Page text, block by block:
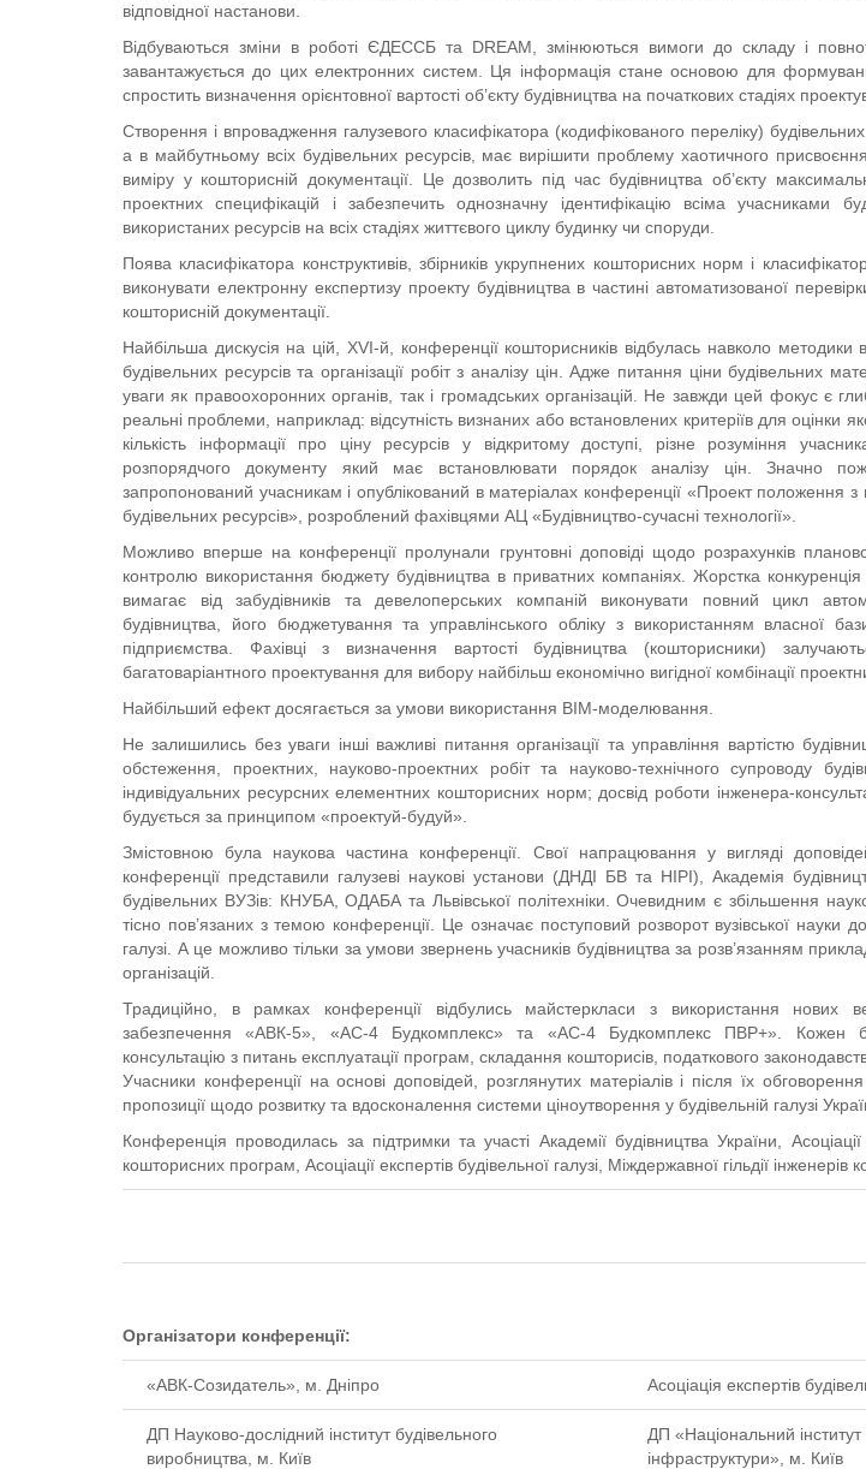
відповідної настанови.
Відбуваються зміни в роботі ЄДЕССБ та DREAM, змінюються вимоги до складу і
завантажується до цих електронних систем. Ця інформація стане основою для
спростить визначення орієнтовної вартості об’єкту будівництва на початкових стадіях
Створення і впровадження галузевого класифікатора (кодифікованого переліку) будівельних
а в майбутньому всіх будівельних ресурсів, має вирішити проблему хаотичного
виміру у кошторисній документації. Це дозволить під час будівництва об’єкту
проектних специфікацій і забезпечить однозначну ідентифікацію всіма учасниками
використаних ресурсів на всіх стадіях життєвого циклу будинку чи споруди.
Поява класифікатора конструктивів, збірників укрупнених кошторисних норм і
виконувати електронну експертизу проекту будівництва в частині автоматизованої
кошторисній документації.
Найбільша дискусія на цій, XVI-й, конференції кошторисників відбулась навколо методики
будівельних ресурсів та організації робіт з аналізу цін. Адже питання ціни будівельних
уваги як правоохоронних органів, так і громадських організацій. Не завжди цей фокус є
реальні проблеми, наприклад: відсутність визнаних або встановлених критеріїв для оцінки
кількість інформації про ціну ресурсів у відкритому доступі, різне розуміння
розпорядчого документу який має встановлювати порядок аналізу цін. Значно
запропонований учасникам і опублікований в матеріалах конференції «Проект положення з
будівельних ресурсів», розроблений фахівцями АЦ «Будівництво-сучасні технології».
Можливо вперше на конференції пролунали грунтовні доповіді щодо розрахунків
контролю використання бюджету будівництва в приватних компаніях. Жорстка
вимагає від забудівників та девелоперських компаній виконувати повний цикл
будівництва, його бюджетування та управлінського обліку з використанням власної
підприємства. Фахівці з визначення вартості будівництва (кошторисники)
багатоваріантного проектування для вибору найбільш економічно вигідної комбінації
Найбільший ефект досягається за умови використання ВІМ-моделювання.
Не залишились без уваги інші важливі питання організації та управління вартістю
обстеження, проектних, науково-проектних робіт та науково-технічного супроводу
індивідуальних ресурсних елементних кошторисних норм; досвід роботи інженера-
будується за принципом «проектуй-будуй».
Змістовною була наукова частина конференції. Свої напрацювання у вигляді
конференції представили галузеві наукові установи (ДНДІ БВ та НІРІ), Академія
будівельних ВУЗів: КНУБА, ОДАБА та Львівської політехніки. Очевидним є збільшення
тісно пов’язаних з темою конференції. Це означає поступовий розворот вузівської науки
галузі. А це можливо тільки за умови звернень учасників будівництва за розв’язанням
організацій.
Традиційно, в рамках конференції відбулись майстеркласи з використання нових
забезпечення «АВК-5», «АС-4 Будкомплекс» та «АС-4 Будкомплекс ПВР+». Кожен
консультацію з питань експлуатації програм, складання кошторисів, податкового
Учасники конференції на основі доповідей, розглянутих матеріалів і після їх
пропозиції щодо розвитку та вдосконалення системи ціноутворення у будівельній галузі
Конференція проводилась за підтримки та участі Академії будівництва України,
кошторисних програм, Асоціації експертів будівельної галузі, Міждержавної гільдії інженерів
Організатори конференції:
«АВК-Созидатель», м. Дніпро Асоціація експертів
ДП Науково-дослідний інститут будівельного
виробництва, м. Київ
ДП «Національний інститут
інфраструктури», м. Київ